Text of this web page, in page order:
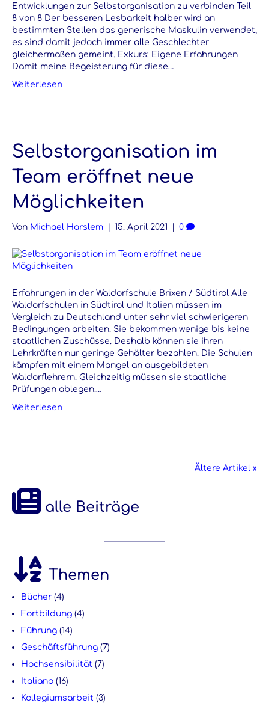
Entwicklungen zur Selbstorganisation zu verbinden Teil
8 von 8 Der besseren Lesbarkeit halber wird an
bestimmten Stellen das generische Maskulin verwendet,
es sind damit jedoch immer alle Geschlechter
gleichermaßen gemeint. Exkurs: Eigene Erfahrungen
Damit meine Begeisterung für diese…
Weiterlesen
Selbstorganisation im
Team eröffnet neue
Möglichkeiten
Von Michael Harslem | 15. April 2021 | 0
Erfahrungen in der Waldorfschule Brixen / Südtirol Alle
Waldorfschulen in Südtirol und Italien müssen im
Vergleich zu Deutschland unter sehr viel schwierigeren
Bedingungen arbeiten. Sie bekommen wenige bis keine
staatlichen Zuschüsse. Deshalb können sie ihren
Lehrkräften nur geringe Gehälter bezahlen. Die Schulen
kämpfen mit einem Mangel an ausgebildeten
Waldorflehrern. Gleichzeitig müssen sie staatliche
Prüfungen ablegen.…
Weiterlesen
Ältere Artikel »
alle Beiträge
Themen
Bücher (4)
Fortbildung (4)
Führung (14)
Geschäftsführung (7)
Hochsensibilität (7)
Italiano (16)
Kollegiumsarbeit (3)